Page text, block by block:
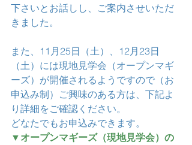
下さいとお話しし、ご案内させいただ
きました。
また、11月25日（土）、12月23日
（土）には現地見学会（オープンマギ
ーズ）が開催されるようですので（お
申込み制）ご興味のある方は、下記よ
り詳細をご確認ください。
どなたでもお申込みできます。
▼オープンマギーズ（現地見学会）の